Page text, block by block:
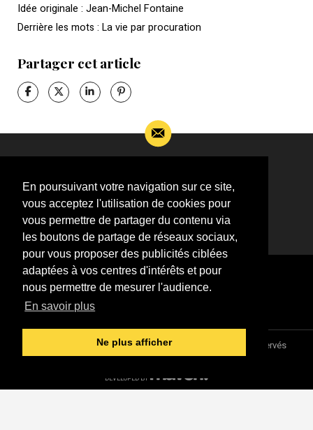
En poursuivant votre navigation sur ce site,
vous acceptez l'utilisation de cookies pour
vous permettre de partager du contenu via
les boutons de partage de réseaux sociaux,
pour vous proposer des publicités ciblées
adaptées à vos centres d'intérêts et pour
nous permettre de mesurer l'audience.
En savoir plus
Ne plus afficher
Idée originale : Jean-Michel Fontaine
Derrière les mots : La vie par procuration
Partager cet article
complémentaires sur l’actualité de Jean-Jacques
Goldman,
ÉCRIVEZ-MOI !
Association "Parler d'sa vie" © 1997 - 2026 - Tous droits réservés
DEVELOPED BY